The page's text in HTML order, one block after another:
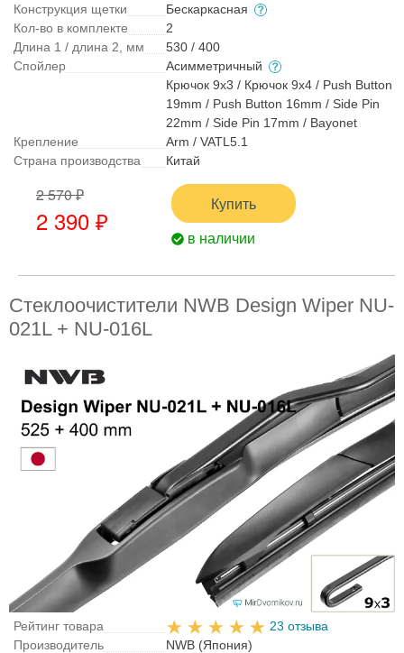
Конструкция щетки
Бескаркасная
Кол-во в комплекте
2
Длина 1 / длина 2, мм
530 / 400
Спойлер
Асимметричный
Крепление
Крючок 9x3 / Крючок 9x4 / Push Button
19mm / Push Button 16mm / Side Pin
22mm / Side Pin 17mm / Bayonet
Arm / VATL5.1
Страна производства
Китай
2 570 ₽
2 390 ₽
Купить
в наличии
Стеклоочистители NWB Design Wiper NU-
021L + NU-016L
Рейтинг товара
23 отзыва
Производитель
NWB (Япония)